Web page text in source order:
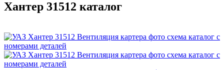
Хантер 31512 каталог